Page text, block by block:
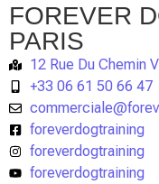
FOREVER
PARIS
12 Rue Du Chemin
+33 06 61 50 66 47
foreverdogtraining
foreverdogtraining
foreverdogtraining